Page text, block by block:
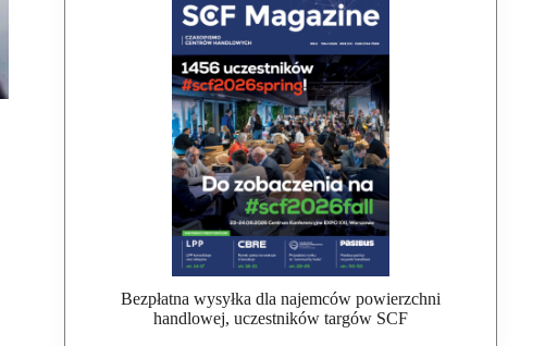
Bezpłatna wysyłka dla najemców powierzchni
handlowej, uczestników targów SCF